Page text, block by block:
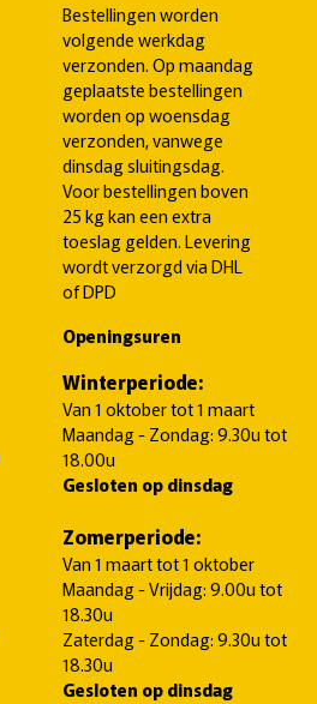
Bestellingen worden
volgende werkdag
verzonden. Op maandag
geplaatste bestellingen
worden op woensdag
verzonden, vanwege
dinsdag sluitingsdag.
Voor bestellingen boven
25 kg kan een extra
toeslag gelden. Levering
wordt verzorgd via DHL
of DPD
Openingsuren
Winterperiode:
Van 1 oktober tot 1 maart
Maandag - Zondag: 9.30u tot
18.00u
Gesloten op dinsdag
Zomerperiode:
Van 1 maart tot 1 oktober
Maandag - Vrijdag: 9.00u tot
18.30u
Zaterdag - Zondag: 9.30u tot
18.30u
Gesloten op dinsdag